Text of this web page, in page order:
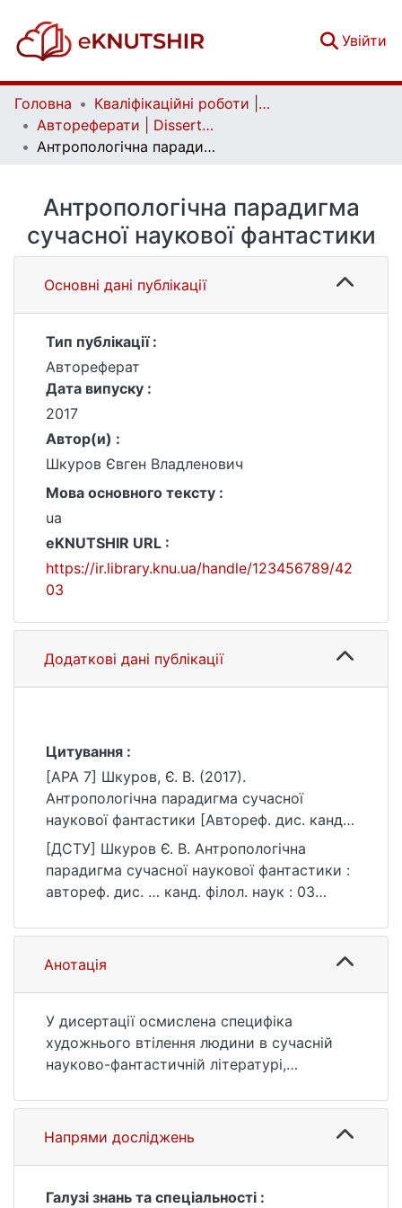
Увійти
Головна
Кваліфікаційні роботи | Qualifying works
Автореферати | Dissertation abstract
Антропологічна парадигма сучасної наукової фантастики
Антропологічна парадигма
сучасної наукової фантастики
Основні дані публікації
Тип публікації :
Автореферат
Дата випуску :
2017
Автор(и) :
Шкуров Євген Владленович
Мова основного тексту :
ua
eKNUTSHIR URL :
https://ir.library.knu.ua/handle/123456789/42
03
Додаткові дані публікації
Цитування :
[APA 7] Шкуров, Є. В. (2017).
Антропологічна парадигма сучасної
наукової фантастики [Автореф. дис. канд.
філол. наук, Київський національний
університет імені Тараса Шевченка].
eKNUTSHIR.
https://ir.library.knu.ua/handle/123456789/42
03
[ДСТУ] Шкуров Є. В. Антропологічна
парадигма сучасної наукової фантастики :
автореф. дис. … канд. філол. наук : 03
https://ir.library.knu.ua/handle/123456789/42
03 (дата звернення: 25.07.2026).
Анотація
У дисертації осмислена специфіка
художнього втілення людини в сучасній
науково-фантастичній літературі,
антропологічного аналізу науково-
фантастичного твору та запропоновано
типологію візій людини в науковій
особливий різновид творів, заснований на
Напрями досліджень
Галузі знань та спеціальності :